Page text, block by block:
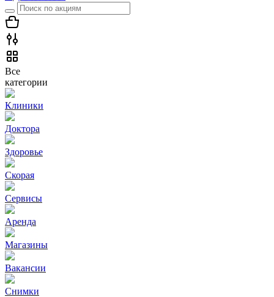
Все
категории
Клиники
Доктора
Здоровье
Скорая
Сервисы
Аренда
Магазины
Вакансии
Снимки